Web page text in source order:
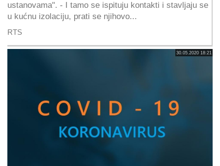
ustanovama". - I tamo se ispituju kontakti i stavljaju se
u kućnu izolaciju, prati se njihovo...
RTS
30.05.2020 18:21